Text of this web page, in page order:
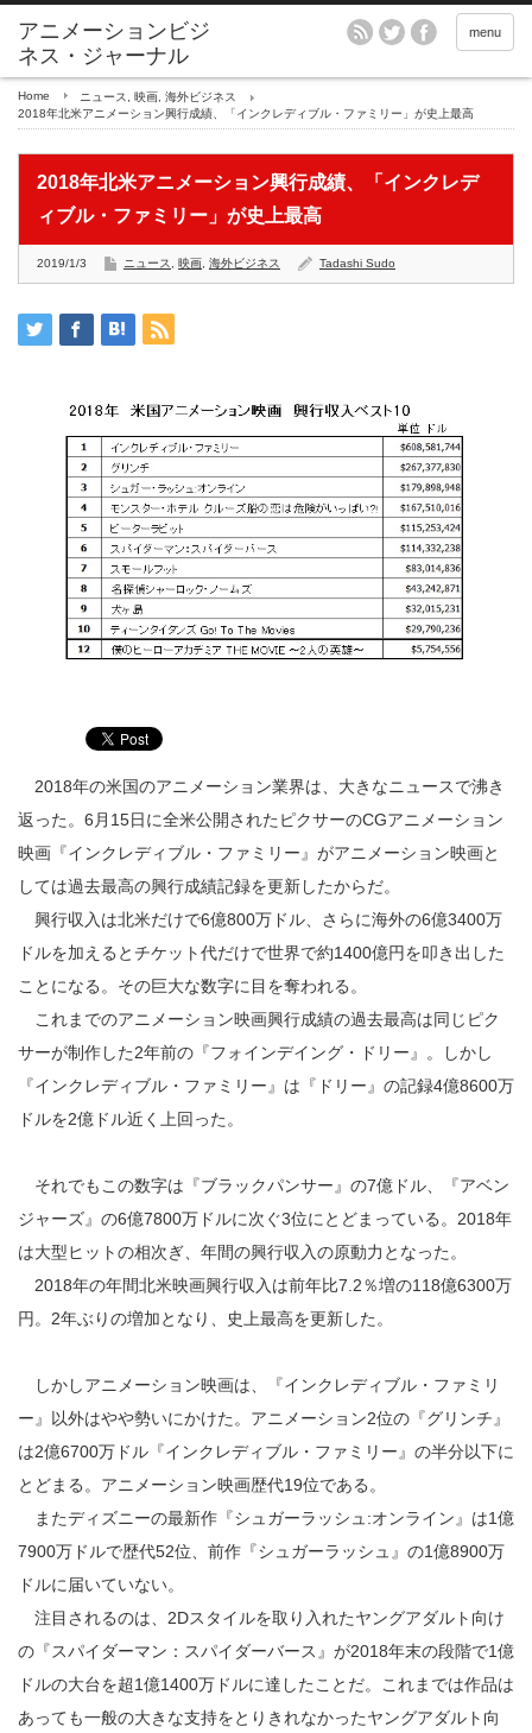
アニメーションビジ
ネス・ジャーナル
menu
Home ニュース 映画 海外ビジネス
2018年北米アニメーション興行成績、「インクレディブル・ファミリー」が史上最高
2018年北米アニメーション興行成績、「インクレデ
ィブル・ファミリー」が史上最高
2019/1/3 ニュース 映画 海外ビジネス Tadashi Sudo
2018年の米国のアニメーション業界は、大きなニュースで沸き
返った。6月15日に全米公開されたピクサーのCGアニメーション
映画『インクレディブル・ファミリー』がアニメーション映画と
しては過去最高の興行成績記録を更新したからだ。
興行収入は北米だけで6億800万ドル、さらに海外の6億3400万
ドルを加えるとチケット代だけで世界で約1400億円を叩き出した
ことになる。その巨大な数字に目を奪われる。
これまでのアニメーション映画興行成績の過去最高は同じピク
サーが制作した2年前の『フォインデイング・ドリー』。しかし
『インクレディブル・ファミリー』は『ドリー』の記録4億8600万
ドルを2億ドル近く上回った。
それでもこの数字は『ブラックパンサー』の7億ドル、『アベン
ジャーズ』の6億7800万ドルに次ぐ3位にとどまっている。2018年
は大型ヒットの相次ぎ、年間の興行収入の原動力となった。
2018年の年間北米映画興行収入は前年比7.2％増の118億6300万
円。2年ぶりの増加となり、史上最高を更新した。
しかしアニメーション映画は、『インクレディブル・ファミリ
ー』以外はやや勢いにかけた。アニメーション2位の『グリンチ』
は2億6700万ドル『インクレディブル・ファミリー』の半分以下に
とどまる。アニメーション映画歴代19位である。
またディズニーの最新作『シュガーラッシュ:オンライン』は1億
7900万ドルで歴代52位、前作『シュガーラッシュ』の1億8900万
ドルに届いていない。
注目されるのは、2Dスタイルを取り入れたヤングアダルト向け
の『スパイダーマン：スパイダーバース』が2018年末の段階で1億
ドルの大台を超1億1400万ドルに達したことだ。これまでは作品は
あっても一般の大きな支持をとりきれなかったヤングアダルト向